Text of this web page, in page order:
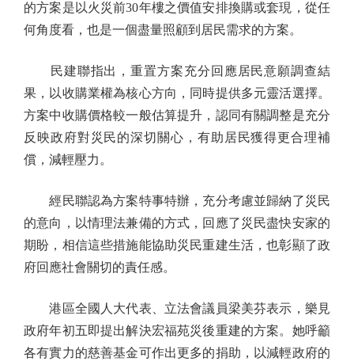
的方案是以火災前30年樓之價值安排換購或套現，從任
何角度看，也是一個盡量照顧到居民需求的方案。
民建聯指出，重置方案充分回應居民意願調查結
果，以收購業權為核心方向，同時提供多元靈活選擇。
方案中收購價格較一般估算提升，認同有關調整是充分
反映政府對災民的深切關心，有助居民獲得更合理補
償，減輕壓力。
經民聯認為方案特事特辦，充分考慮並歸納了災民
的意向，以情理法兼備的方式，回應了災民盡快安家的
期盼，相信這些措施能協助災民重建生活，也彰顯了政
府回應社會關切的責任感。
港區全國人大代表、立法會議員梁美芬表示，樂見
政府年初五即提出解決宏福苑災後重建的方案。她呼籲
各有實力的慈善基金可作出更多的捐助，以減輕政府的